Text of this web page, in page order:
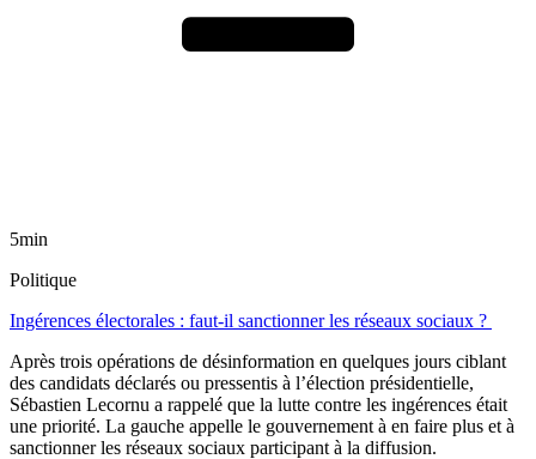
5min
Politique
Ingérences électorales : faut-il sanctionner les réseaux sociaux ?
Après trois opérations de désinformation en quelques jours ciblant
des candidats déclarés ou pressentis à l’élection présidentielle,
Sébastien Lecornu a rappelé que la lutte contre les ingérences était
une priorité. La gauche appelle le gouvernement à en faire plus et à
sanctionner les réseaux sociaux participant à la diffusion.